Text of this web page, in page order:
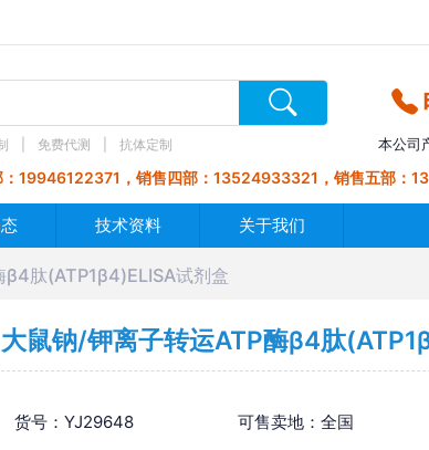
免费代测 抗体定制 本公司
19946122371，销售四部：13524933321，销售五部：
技术资料 关于我们
β4肽(ATP1β4)ELISA试剂盒
大鼠钠/钾离子转运ATP酶β4肽
货号：YJ29648 可售卖地：全国